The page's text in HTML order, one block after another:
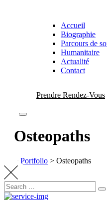
Accueil
Biographie
Parcours de
Humanitaire
Actualité
Contact
Prendre Rendez-Vous
Osteopaths
> Portfolio > Osteopaths
Search
for: